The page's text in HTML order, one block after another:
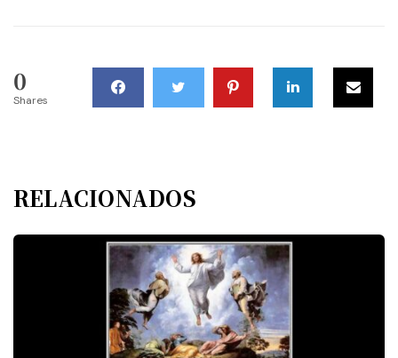
0
Shares
RELACIONADOS